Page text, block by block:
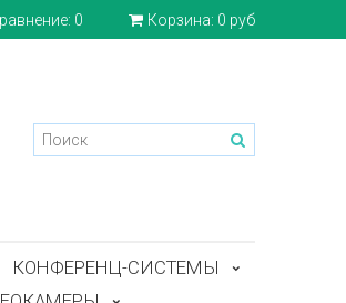
0 Корзина: 0 руб
КОНФЕРЕНЦ-СИСТЕМЫ